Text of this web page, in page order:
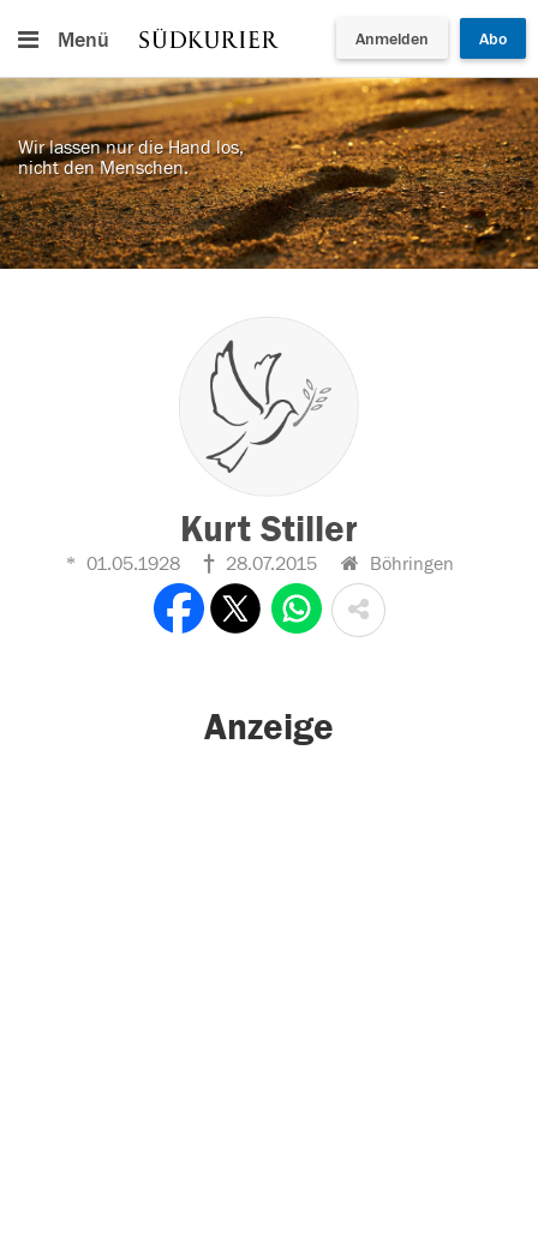
Menü Anmelden Abo
Wir lassen nur die Hand los,
nicht den Menschen.
Kurt Stiller
01.05.1928 28.07.2015 Böhringen
Anzeige